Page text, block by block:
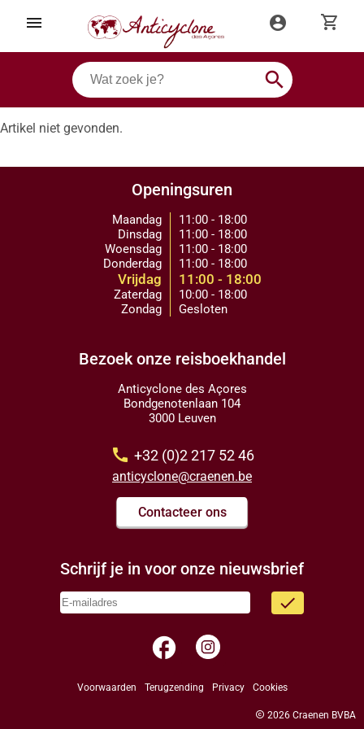
menu account_circle shopping_cart
search
Artikel niet gevonden.
Openingsuren
Maandag
Dinsdag
Woensdag
Donderdag
Vrijdag
Zaterdag
Zondag
11:00 - 18:00
11:00 - 18:00
11:00 - 18:00
11:00 - 18:00
11:00 - 18:00
10:00 - 18:00
Gesloten
Bezoek onze reisboekhandel
Anticyclone des Açores
Bondgenotenlaan 104
3000 Leuven
call +32 (0)2 217 52 46
anticyclone@craenen.be
Contacteer ons
Schrijf je in voor onze nieuwsbrief
done
facebook
Voorwaarden Terugzending Privacy Cookies
copyright 2026 Craenen BVBA